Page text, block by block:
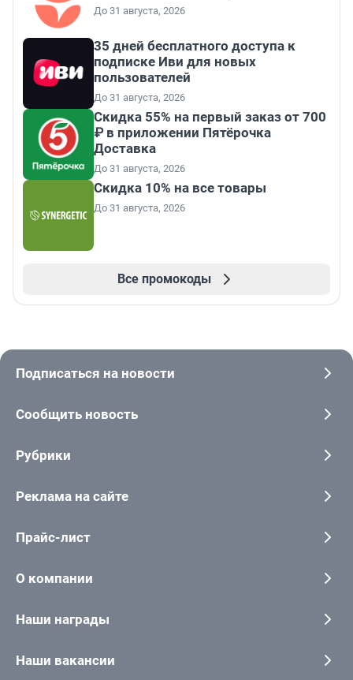
До 31 августа, 2026
35 дней бесплатного доступа к
подписке Иви для новых
пользователей
До 31 августа, 2026
Скидка 55% на первый заказ от 700
₽ в приложении Пятёрочка
Доставка
До 31 августа, 2026
Скидка 10% на все товары
До 31 августа, 2026
Все промокоды
Подписаться на новости
Сообщить новость
Рубрики
Реклама на сайте
Прайс-лист
О компании
Наши награды
Наши вакансии